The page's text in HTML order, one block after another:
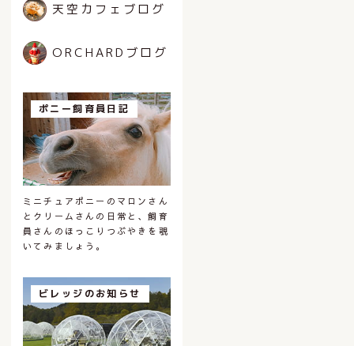
天空カフェブログ
ORCHARDブログ
ポニー飼育員日記
ミニチュアポニーのマロンさん
とクリームさんの日常と、飼育
員さんのほっこりつぶやきを覗
いてみましょう。
ビレッジのお知らせ